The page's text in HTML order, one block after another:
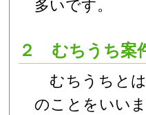
多いです。
２ むちうち案
むちうちと
のことをいい